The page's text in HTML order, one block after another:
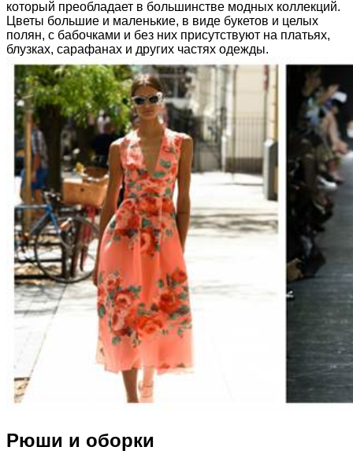
который преобладает в большинстве модных коллекций.
Цветы большие и маленькие, в виде букетов и целых
полян, с бабочками и без них присутствуют на платьях,
блузках, сарафанах и других частях одежды.
Рюши и оборки